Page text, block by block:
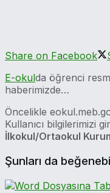
Share on Facebook
E-okulda öğrenci
haberimizde…
Öncelikle
Kullanıcı bilgilerimizi
İlkokul/Ortaokul
Şunları da